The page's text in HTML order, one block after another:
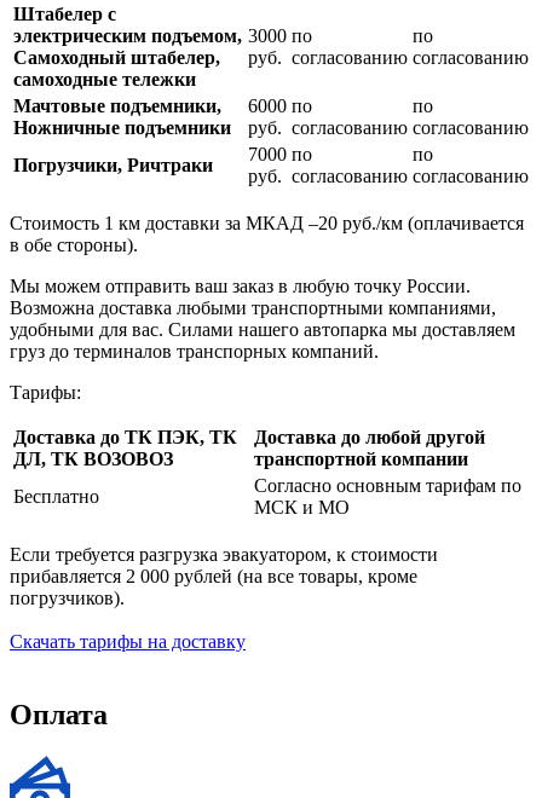
Штабелер с
электрическим подъемом,
Самоходный штабелер,
самоходные тележки
3000
руб.
по
согласованию
по
согласованию
Мачтовые подъемники,
Ножничные подъемники
6000
руб.
по
согласованию
по
согласованию
Погрузчики, Ричтраки
7000
руб.
по
согласованию
по
согласованию
Стоимость 1 км доставки за МКАД –20 руб./км (оплачивается
в обе стороны).
Мы можем отправить ваш заказ в любую точку России.
Возможна доставка любыми транспортными компаниями,
удобными для вас. Силами нашего автопарка мы доставляем
груз до терминалов транспорных компаний.
Тарифы:
Доставка до ТК ПЭК, ТК
ДЛ, ТК ВОЗОВОЗ
Доставка до любой другой
транспортной компании
Бесплатно
Согласно основным тарифам по
МСК и МО
Если требуется разгрузка эвакуатором, к стоимости
прибавляется 2 000 рублей (на все товары, кроме
погрузчиков).
Скачать тарифы на доставку
Оплата